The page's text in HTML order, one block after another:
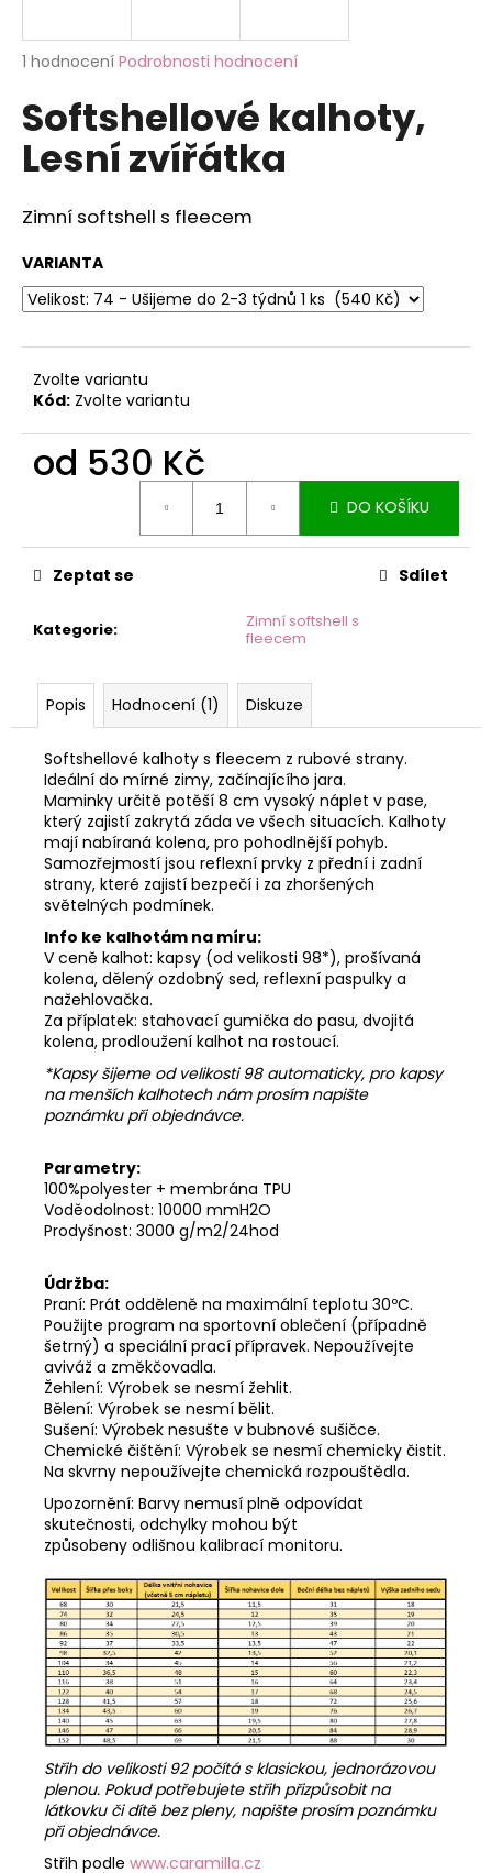
Průměrné
produktu
je
5,0
hvězdiček.
1 hodnocení Podrobnosti hodnocení
Softshellové kalhoty,
Lesní zvířátka
Zimní softshell s fleecem
VARIANTA
Zvolte variantu
Kód: Zvolte variantu
od 530 Kč
DO KOŠÍKU
Kategorie:
Zimní softshell s
fleecem
Zeptat se Sdílet
Popis Hodnocení (1) Diskuze
Softshellové kalhoty s fleecem z rubové strany.
Ideální do mírné zimy, začínajícího jara.
Maminky určitě potěší 8 cm vysoký náplet v pase,
který zajistí zakrytá záda ve všech situacích. Kalhoty
mají nabíraná kolena, pro pohodlnější pohyb.
Samozřejmostí jsou reflexní prvky z přední i zadní
strany, které zajistí bezpečí i za zhoršených
světelných podmínek.
Info ke kalhotám na míru:
V ceně kalhot: kapsy (od velikosti 98*), prošívaná
kolena, dělený ozdobný sed, reflexní paspulky a
nažehlovačka.
Za příplatek: stahovací gumička do pasu, dvojitá
kolena, prodloužení kalhot na rostoucí.
*Kapsy šijeme od velikosti 98 automaticky, pro kapsy
na menších kalhotech nám prosím napište
poznámku při objednávce.
Parametry:
100%polyester + membrána TPU
Voděodolnost: 10000 mmH2O
Prodyšnost: 3000 g/m2/24hod
Údržba:
Praní: Prát odděleně na maximální teplotu 30ºC.
Použijte program na sportovní oblečení (případně
šetrný) a speciální prací přípravek. Nepoužívejte
aviváž a změkčovadla.
Žehlení: Výrobek se nesmí žehlit.
Bělení: Výrobek se nesmí bělit.
Sušení: Výrobek nesušte v bubnové sušičce.
Chemické čištění: Výrobek se nesmí chemicky čistit.
Na skvrny nepoužívejte chemická rozpouštědla.
Upozornění: Barvy nemusí plně odpovídat
skutečnosti, odchylky mohou být
způsobeny odlišnou kalibrací monitoru.
Střih do velikosti 92 počítá s klasickou, jednorázovou
plenou. Pokud potřebujete střih přizpůsobit na
látkovku či dítě bez pleny, napište prosím poznámku
při objednávce.
Střih podle www.caramilla.cz
j
t
?
D
o
p
u
j
e
e